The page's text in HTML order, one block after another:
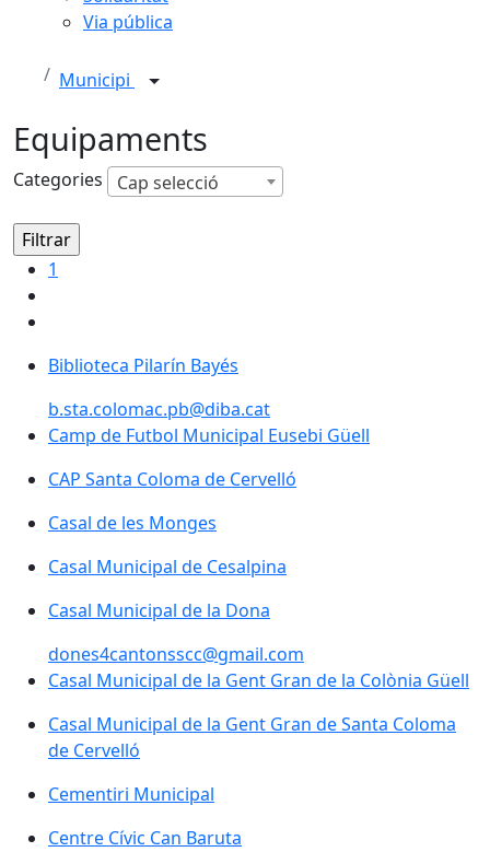
Via pública
Municipi
Equipaments
Categories Cap selecció
1
Biblioteca Pilarín Bayés
Biblioteca Pilarín Bayés
b.sta.colomac.pb@diba.cat
Camp de Futbol Municipal Eusebi Güell
CAP Santa Coloma de Cervelló
CAP Santa Coloma de Cervelló
Casal de les Monges
Casal Municipal de Cesalpina
Casal Municipal de la Dona
dones4cantonsscc@gmail.com
Casal Municipal de la Gent Gran de la Colònia Güell
Casal Municipal de la Gent Gran de Santa Coloma
de Cervelló
Cementiri Municipal
Cementiri Municipal
Centre Cívic Can Baruta
Centre Cívic Can Baruta